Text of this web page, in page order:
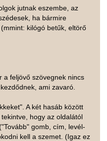
jutnak eszembe, az
ha bármire
kilógó betűk, eltörő
a feljövő szövegnek nincs
ami zavaró.
A két hasáb között
hogy az oldalától
gomb, cím, levél-
kell a szemet. (Igaz ez